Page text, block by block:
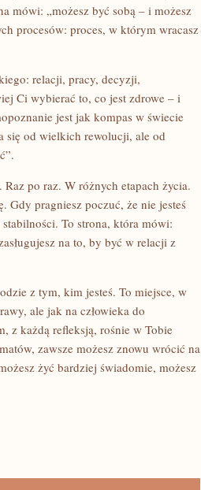
mówi: „możesz być sobą – i możesz
procesów: proces, w którym wracasz
relacji, pracy, decyzji,
Ci wybierać to, co jest zdrowe – i
jest jak kompas w świecie
się od wielkich rewolucji, ale od
po raz. W różnych etapach życia.
Gdy pragniesz poczuć, że nie jesteś
To strona, która mówi:
na to, by być w relacji z
z tym, kim jesteś. To miejsce, w
ale jak na człowieka do
z każdą refleksją, rośnie w Tobie
zawsze możesz znowu wrócić na
żyć bardziej świadomie, możesz